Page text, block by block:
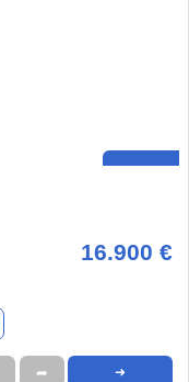
16.900 €
➦ ➜